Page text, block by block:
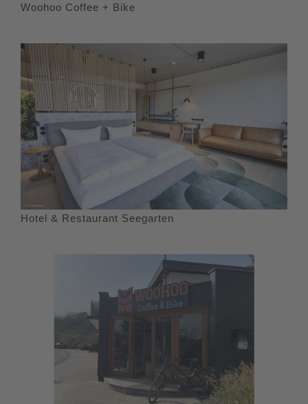
Woohoo Coffee + Bike
Hotel & Restaurant Seegarten